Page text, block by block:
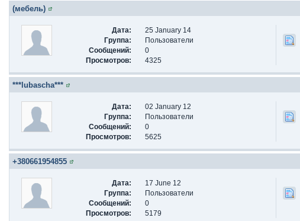
(мебель)
Дата:
25 January 14
Группа:
Пользователи
Сообщений:
0
Просмотров:
4325
***lubascha***
Дата:
02 January 12
Группа:
Пользователи
Сообщений:
0
Просмотров:
5625
+380661954855
Дата:
17 June 12
Группа:
Пользователи
Сообщений:
0
Просмотров:
5179